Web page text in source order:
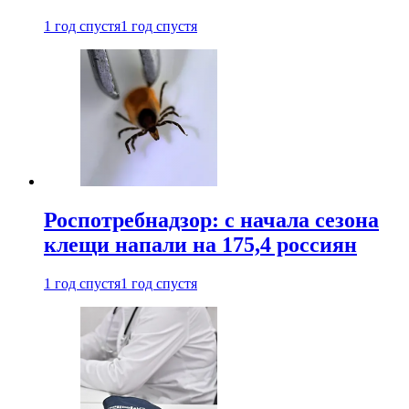
1 год спустя1 год спустя
Роспотребнадзор: с начала сезона
клещи напали на 175,4 россиян
1 год спустя1 год спустя